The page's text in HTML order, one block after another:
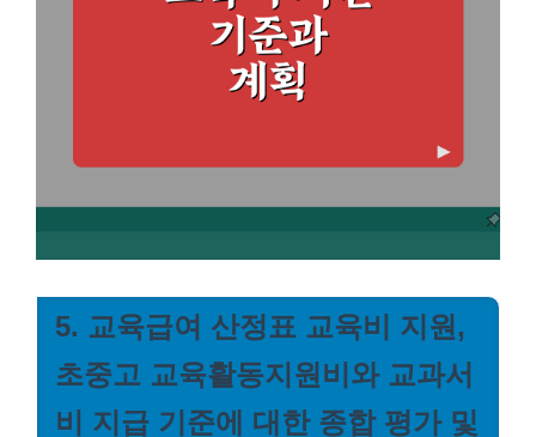
5. 교육급여 산정표 교육비 지원,
초중고 교육활동지원비와 교과서
비 지급 기준에 대한 종합 평가 및